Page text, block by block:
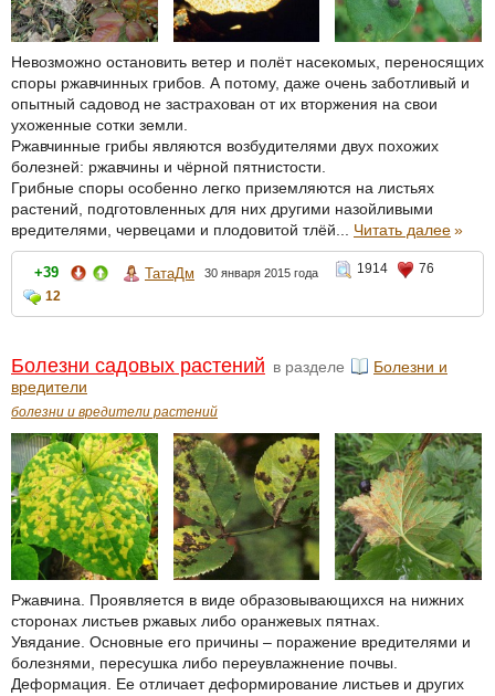
Невозможно остановить ветер и полёт насекомых, переносящих
споры ржавчинных грибов. А потому, даже очень заботливый и
опытный садовод не застрахован от их вторжения на свои
ухоженные сотки земли.
Ржавчинные грибы являются возбудителями двух похожих
болезней: ржавчины и чёрной пятнистости.
Грибные споры особенно легко приземляются на листьях
растений, подготовленных для них другими назойливыми
вредителями, червецами и плодовитой тлёй... Читать далее»
+39 ТатаДм 30 января 2015 года 1914
76
12
Болезни садовых растений в разделе
Болезни и
вредители
болезни и вредители растений
Ржавчина. Проявляется в виде образовывающихся на нижних
сторонах листьев ржавых либо оранжевых пятнах.
Увядание. Основные его причины – поражение вредителями и
болезнями, пересушка либо переувлажнение почвы.
Деформация. Ее отличает деформирование листьев и других